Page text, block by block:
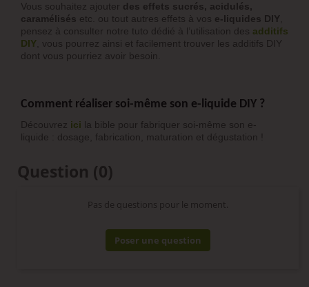
Vous souhaitez ajouter des effets sucrés, acidulés,
caramélisés etc. ou tout autres effets à vos e-liquides DIY
pensez à consulter notre tuto dédié à l’utilisation des additifs
DIY , vous pourrez ainsi et facilement trouver les additifs DIY
dont vous pourriez avoir besoin.
Comment réaliser soi-même son e-liquide DIY ?
Découvrez ici la bible pour fabriquer soi-même son e-
liquide : dosage, fabrication, maturation et dégustation !
Question (0)
Pas de questions pour le moment.
Poser une question